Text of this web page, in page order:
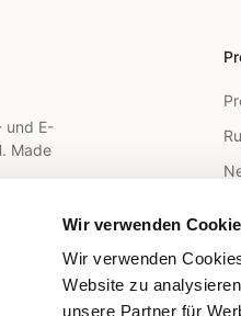
Wir verwenden
Wir verwenden
Website zu
unsere Partner für
und E-
Made